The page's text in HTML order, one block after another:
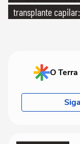
transplante
O